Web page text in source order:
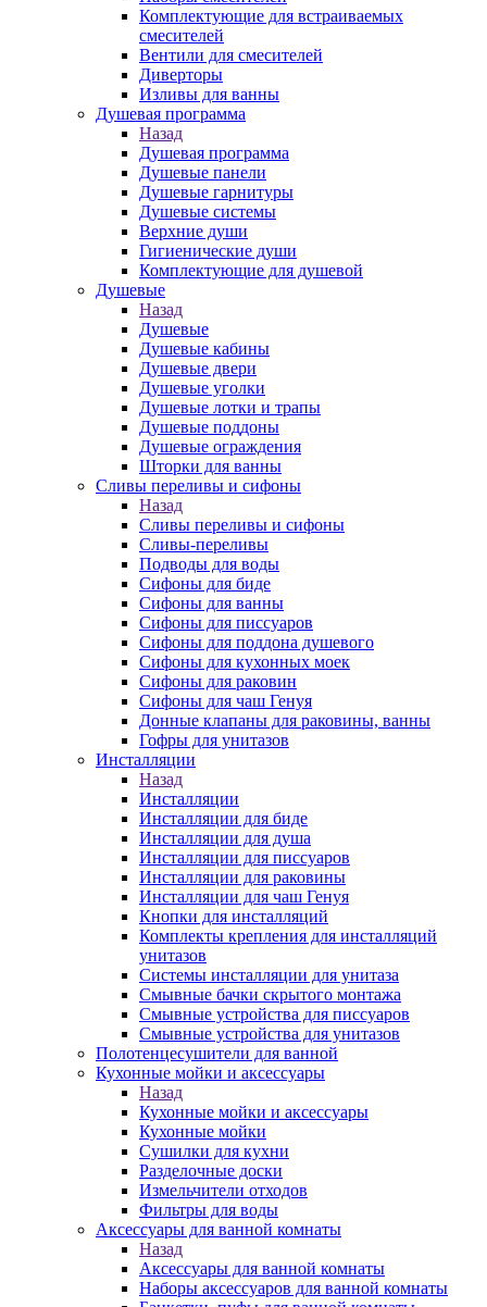
Комплектующие для встраиваемых
смесителей
Вентили для смесителей
Диверторы
Изливы для ванны
Душевая программа
Назад
Душевая программа
Душевые панели
Душевые гарнитуры
Душевые системы
Верхние души
Гигиенические души
Комплектующие для душевой
Душевые
Назад
Душевые
Душевые кабины
Душевые двери
Душевые уголки
Душевые лотки и трапы
Душевые поддоны
Душевые ограждения
Шторки для ванны
Сливы переливы и сифоны
Назад
Сливы переливы и сифоны
Сливы-переливы
Подводы для воды
Сифоны для биде
Сифоны для ванны
Сифоны для писсуаров
Сифоны для поддона душевого
Сифоны для кухонных моек
Сифоны для раковин
Сифоны для чаш Генуя
Донные клапаны для раковины, ванны
Гофры для унитазов
Инсталляции
Назад
Инсталляции
Инсталляции для биде
Инсталляции для душа
Инсталляции для писсуаров
Инсталляции для раковины
Инсталляции для чаш Генуя
Кнопки для инсталляций
Комплекты крепления для инсталляций
унитазов
Системы инсталляции для унитаза
Смывные бачки скрытого монтажа
Смывные устройства для писсуаров
Смывные устройства для унитазов
Полотенцесушители для ванной
Кухонные мойки и аксессуары
Назад
Кухонные мойки и аксессуары
Кухонные мойки
Сушилки для кухни
Разделочные доски
Измельчители отходов
Фильтры для воды
Аксессуары для ванной комнаты
Назад
Аксессуары для ванной комнаты
Наборы аксессуаров для ванной комнаты